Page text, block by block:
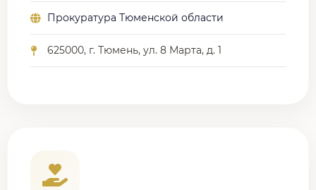
Прокуратура Тюменской области
625000, г. Тюмень, ул. 8 Марта, д. 1